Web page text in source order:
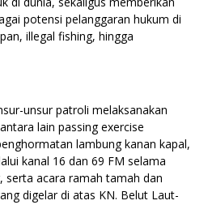
potensi pelanggaran hukum di
illegal fishing, hingga
unsur patroli melaksanakan
lain passing exercise
lambung kanan kapal,
kanal 16 dan 69 FM selama
serta acara ramah tamah dan
digelar di atas KN. Belut Laut-